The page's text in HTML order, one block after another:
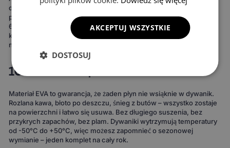
dopasowane do Twojego stylu. Do wyboru masz 15 kolorów
powierzchni, 3 wzory komórek i 20 wariantów obszycia – to ponad
690 kombinacji! Możesz wybrać dywaniki, które idealnie
komponują się z wnętrzem Twojego auta lub nadają mu zupełnie
nowy charakter.
100% wodoodporne i całoroczne
Materiał EVA to gwarancja, że żaden płyn nie wsiąknie w dywanik.
Rozlana kawa, błoto po deszczu, śnieg z butów – wszystko zostaje
na powierzchni i łatwo się usuwa. Bez długiego suszenia, bez
przykrych zapachów, bez plam. Dywaniki wytrzymują temperatury
od -50°C do +50°C, więc możesz zapomnieć o sezonowej
wymianie – jeden komplet na cały rok.
AKCEPTUJ WSZYSTKIE
DOSTOSUJ